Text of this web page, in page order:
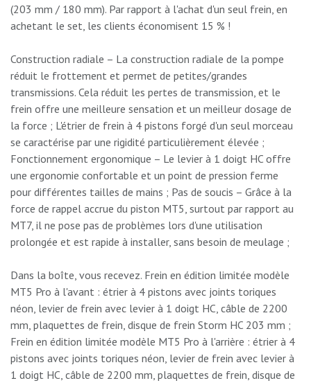
(203 mm / 180 mm). Par rapport à l'achat d'un seul frein, en
achetant le set, les clients économisent 15 % !
Construction radiale – La construction radiale de la pompe
réduit le frottement et permet de petites/grandes
transmissions. Cela réduit les pertes de transmission, et le
frein offre une meilleure sensation et un meilleur dosage de
la force ; L'étrier de frein à 4 pistons forgé d'un seul morceau
se caractérise par une rigidité particulièrement élevée ;
Fonctionnement ergonomique – Le levier à 1 doigt HC offre
une ergonomie confortable et un point de pression ferme
pour différentes tailles de mains ; Pas de soucis – Grâce à la
force de rappel accrue du piston MT5, surtout par rapport au
MT7, il ne pose pas de problèmes lors d'une utilisation
prolongée et est rapide à installer, sans besoin de meulage ;
Dans la boîte, vous recevez. Frein en édition limitée modèle
MT5 Pro à l'avant : étrier à 4 pistons avec joints toriques
néon, levier de frein avec levier à 1 doigt HC, câble de 2200
mm, plaquettes de frein, disque de frein Storm HC 203 mm ;
Frein en édition limitée modèle MT5 Pro à l'arrière : étrier à 4
pistons avec joints toriques néon, levier de frein avec levier à
1 doigt HC, câble de 2200 mm, plaquettes de frein, disque de